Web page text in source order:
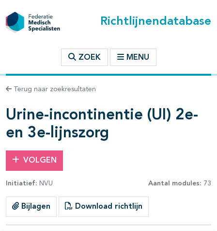
Richtlijnendatabase
ZOEK MENU
Terug naar zoekresultaten
Urine-incontinentie (UI) 2e-
en 3e-lijnszorg
VOLGEN
Initiatief: NVU Aantal modules: 73
Bijlagen Download richtlijn
binnen deze richtlijn
open- en dichtklappen
open- en dichtklappen